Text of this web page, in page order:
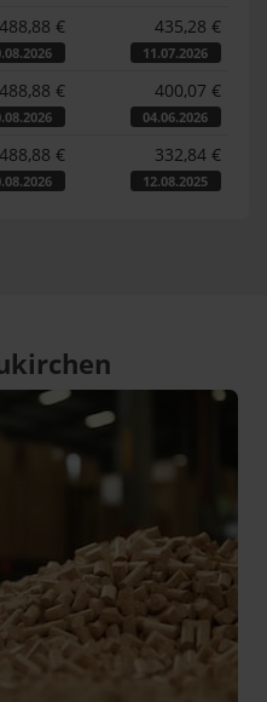
488,88 € 435,28 €
11.07.2026
488,88 € 400,07 €
04.06.2026
488,88 € 332,84 €
12.08.2025